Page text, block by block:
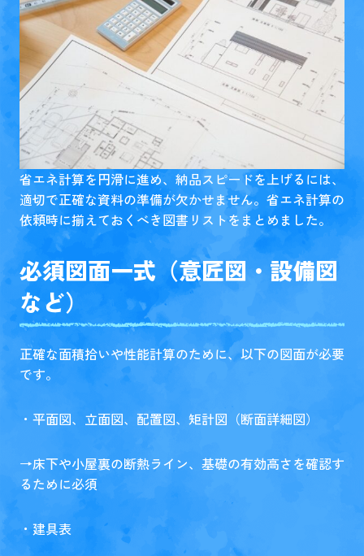
省エネ計算を円滑に進め、納品スピードを上げるには、
適切で正確な資料の準備が欠かせません。省エネ計算の
依頼時に揃えておくべき図書リストをまとめました。
必須図面一式（意匠図・設備図
など）
正確な面積拾いや性能計算のために、以下の図面が必要
です。
・平面図、立面図、配置図、矩計図（断面詳細図）
→床下や小屋裏の断熱ライン、基礎の有効高さを確認す
るために必須
・建具表